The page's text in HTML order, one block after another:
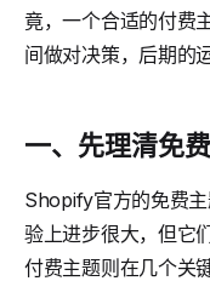
竟，一个合适的付费
间做对决策，后期的
一、先理清免
Shopify官方的免费
验上进步很大，但它
付费主题则在几个关